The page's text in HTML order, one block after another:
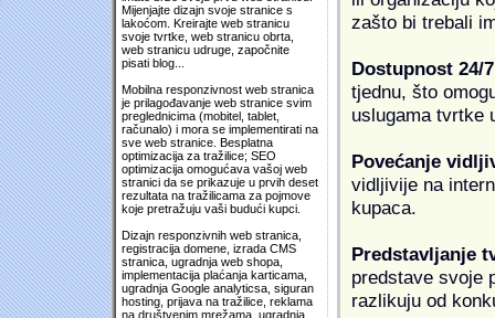
Mijenjajte dizajn svoje stranice s
lakoćom. Kreirajte web stranicu
svoje tvrtke, web stranicu obrta,
web stranicu udruge, započnite
pisati blog...
Mobilna responzivnost web stranica
je prilagođavanje web stranice svim
preglednicima (mobitel, tablet,
računalo) i mora se implementirati na
sve web stranice. Besplatna
optimizacija za tražilice; SEO
optimizacija omogućava vašoj web
stranici da se prikazuje u prvih deset
rezultata na tražilicama za pojmove
koje pretražuju vaši budući kupci.
Dizajn responzivnih web stranica,
registracija domene, izrada CMS
stranica, ugradnja web shopa,
implementacija plaćanja karticama,
ugradnja Google analyticsa, siguran
hosting, prijava na tražilice, reklama
na društvenim mrežama, ugradnja
zašto bi trebali
Dostupnost 24/7
tjednu, što
uslugama tvrtke
Povećanje
vidljivije na
kupaca.
Predstavljanje
predstave svoje
razlikuju od